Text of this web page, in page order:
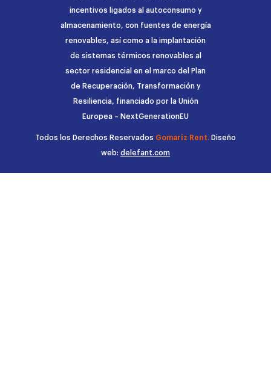
incentivos ligados al autoconsumo y
almacenamiento, con fuentes de energía
renovables, así como a la implantación
de sistemas térmicos renovables al
sector residencial en el marco del Plan
de Recuperación, Transformación y
Resiliencia, financiado por la Unión
Europea – NextGenerationEU
Todos los Derechos Reservados Gomariz Rent. Diseño
web: delefant.com